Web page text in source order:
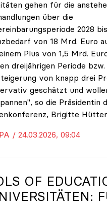
gehen für die
über die
2028
von 18 Mrd. Euro
Plus von 1,5 Mrd.
dreijährigen Periode bzw.
von knapp drei
geschätzt und
so die Präsidentin
Brigitte
/ 24.03.2026, 09:04
OF